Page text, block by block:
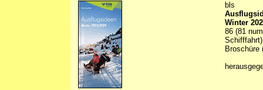
bls
Winter
86 (81
Broschüre